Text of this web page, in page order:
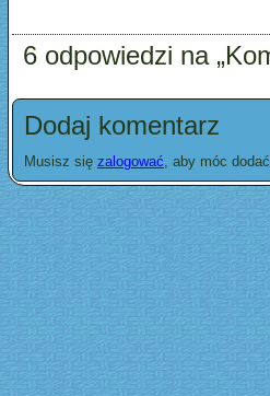
6 odpowiedzi na
Dodaj komentarz
Musisz się zalogować, aby móc